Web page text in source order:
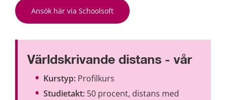
Ansök här via Schoolsoft
Världskrivande distans - vår
Kurstyp: Profilkurs
Studietakt: 50 procent, distans med